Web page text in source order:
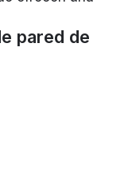
pared de